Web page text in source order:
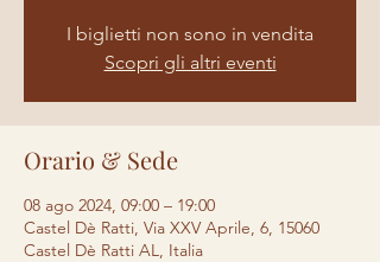
I biglietti non sono in vendita
Scopri gli altri eventi
Orario & Sede
08 ago 2024, 09:00 – 19:00
Castel Dè Ratti, Via XXV Aprile, 6, 15060
Castel Dè Ratti AL, Italia